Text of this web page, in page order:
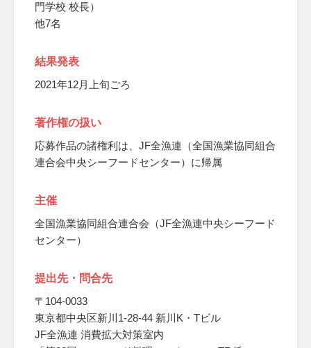
門学校 校長）
他7名
結果発表
2021年12月上旬ごろ
著作権の扱い
応募作品の諸権利は、JF全漁連（全国漁業協同組合
連合会中央シーフードセンター）に帰属
主催
全国漁業協同組合連合会（JF全漁連中央シーフード
センター）
提出先・問合先
〒104-0033
東京都中央区新川1-28-44 新川K・Tビル
JF全漁連 消費拡大対策室内